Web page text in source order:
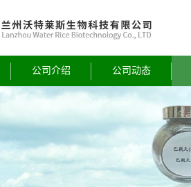
公司介绍 公司动态